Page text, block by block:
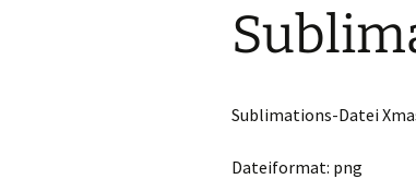
Sublimations-Datei
Dateiformat: png